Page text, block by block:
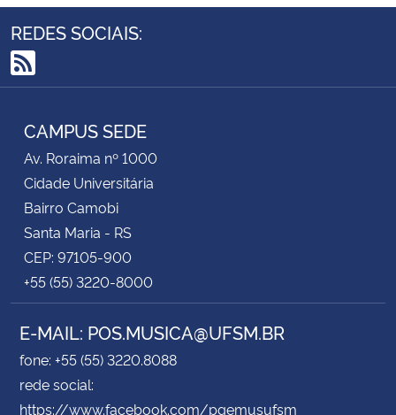
Ministério da Mulher, da Família e dos Direitos Humanos
Secretaria-Geral
Gabinete de Segurança Institucional
Advocacia-Geral da União
REDES SOCIAIS:
RSS
CAMPUS SEDE
Av. Roraima nº 1000
Cidade Universitária
Bairro Camobi
Santa Maria - RS
CEP: 97105-900
+55 (55) 3220-8000
E-MAIL: POS.MUSICA@UFSM.BR
fone: +55 (55) 3220.8088
rede social:
https://www.facebook.com/pgemusufsm